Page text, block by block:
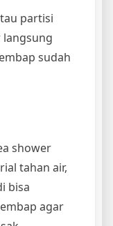
partisi
sudah
shower
tahan air,
bisa
agar